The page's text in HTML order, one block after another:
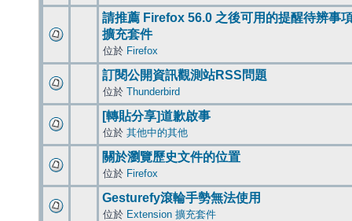
請推薦 Firefox 56.0 之後可用的提醒待辨事
擴充套件
位於 Firefox
訂閱公開資訊觀測站RSS問題
位於 Thunderbird
[轉貼分享]道歉啟事
位於 其他中的其他
關於瀏覽歷史文件的位置
位於 Firefox
Gesturefy滾輪手勢無法使用
位於 Extension 擴充套件